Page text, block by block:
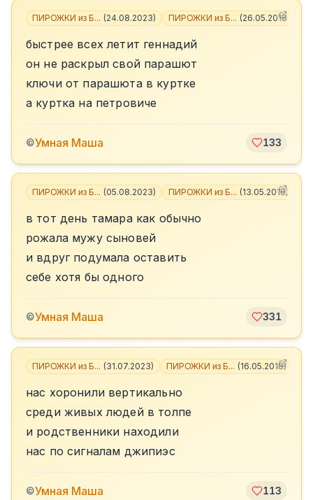
ПИРОЖКИ из Б... (24.08.2023) ПИРОЖКИ из Б... (26.05.2018
быстрее всех летит геннадий
он не раскрыл свой парашют
ключи от парашюта в куртке
а куртка на петровиче
©Умная Маша 133
ПИРОЖКИ из Б... (05.08.2023) ПИРОЖКИ из Б... (13.05.2018)
в тот день тамара как обычно
рожала мужу сыновей
и вдруг подумала оставить
себе хотя бы одного
©Умная Маша 331
ПИРОЖКИ из Б... (31.07.2023) ПИРОЖКИ из Б... (16.05.2018)
нас хоронили вертикально
среди живых людей в толпе
и родственники находили
нас по сигналам джипиэс
©Умная Маша 113